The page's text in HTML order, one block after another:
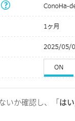
いか確認し、「はい